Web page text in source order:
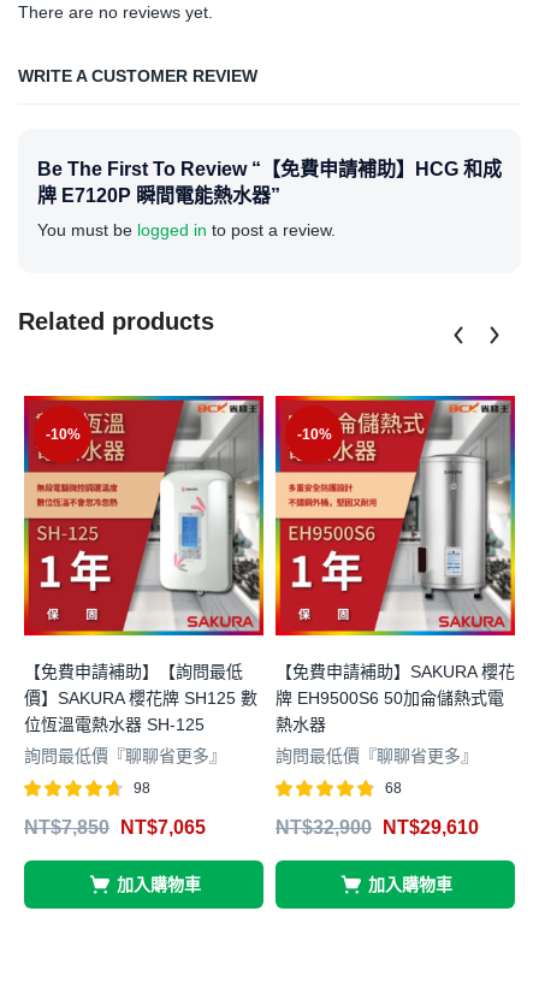
There are no reviews yet.
WRITE A CUSTOMER REVIEW
Be The First To Review “【免費申請補助】HCG 和成
牌 E7120P 瞬間電能熱水器”
You must be logged in to post a review.
Related products
-10%
【免費申請補助】【詢問最低
價】SAKURA 櫻花牌 SH125 數
位恆溫電熱水器 SH-125
詢問最低價『聊聊省更多』
4.65
98
NT$7,850 NT$7,065
加入購物車
-10%
【免費申請補助】SAKURA 櫻花
牌 EH9500S6 50加侖儲熱式電
熱水器
詢問最低價『聊聊省更多』
4.76
68
NT$32,900 NT$29,610
加入購物車